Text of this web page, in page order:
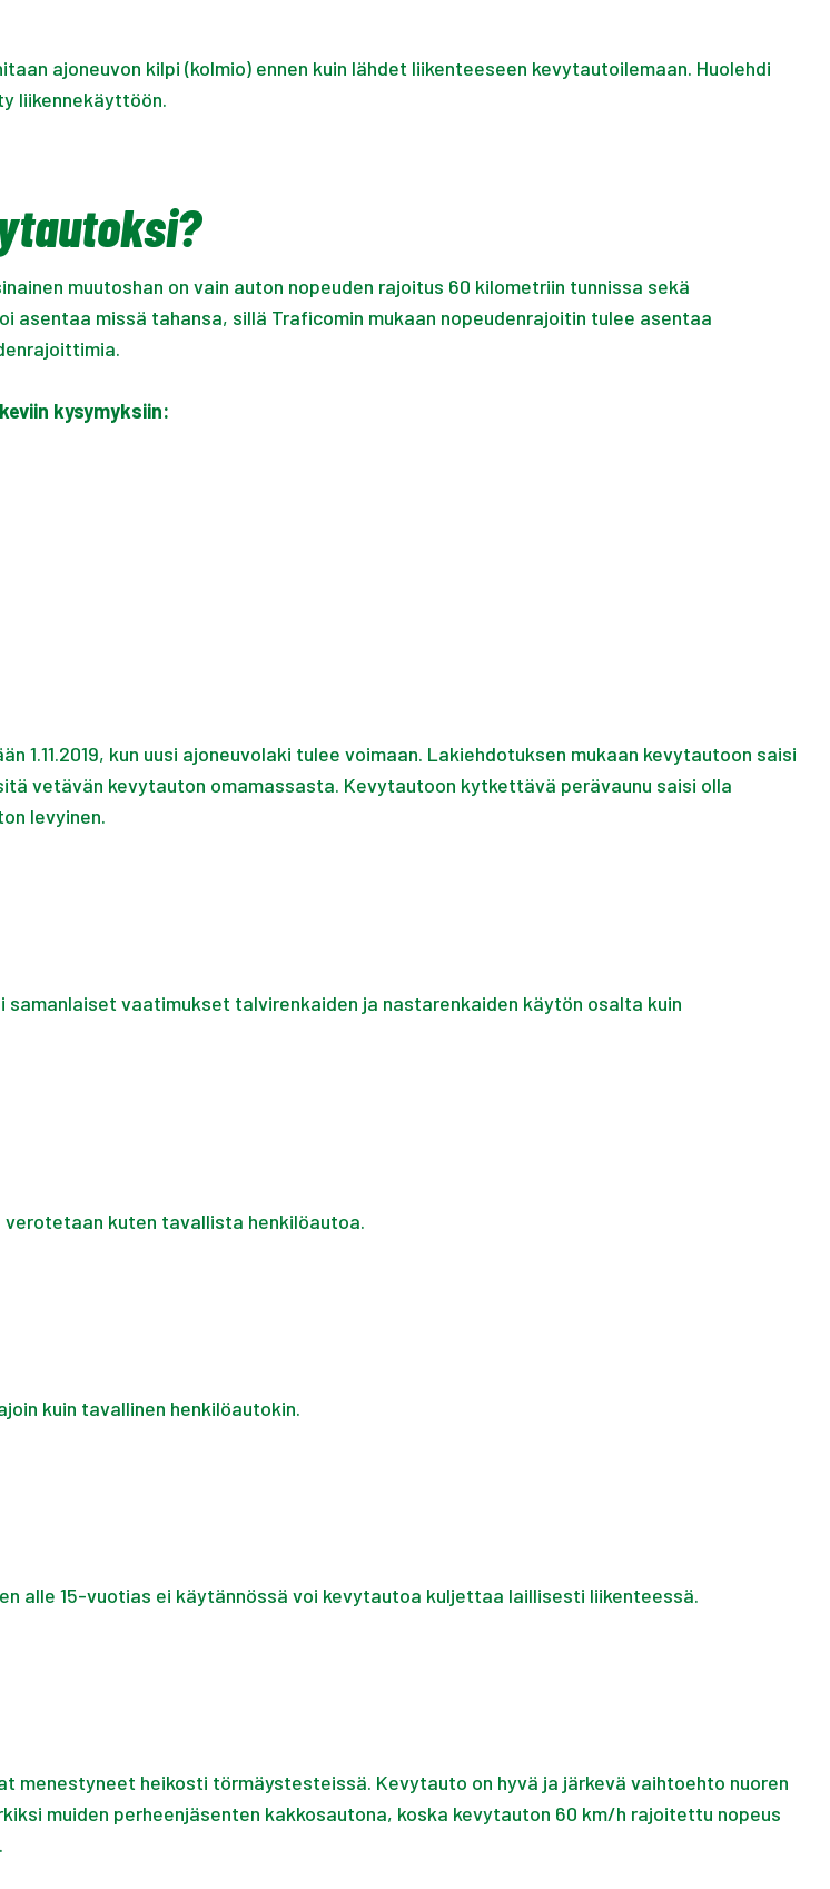
ajoneuvon kilpi (kolmio) ennen kuin lähdet liikenteeseen kevytautoilemaan. Huolehdi
liikennekäyttöön.
muutoshan on vain auton nopeuden rajoitus 60 kilometriin tunnissa sekä
missä tahansa, sillä Traficomin mukaan nopeudenrajoitin tulee asentaa
kysymyksiin:
kun uusi ajoneuvolaki tulee voimaan. Lakiehdotuksen mukaan kevytautoon saisi
vetävän kevytauton omamassasta. Kevytautoon kytkettävä perävaunu saisi olla
levyinen.
vaatimukset talvirenkaiden ja nastarenkaiden käytön osalta kuin
kuten tavallista henkilöautoa.
kuin tavallinen henkilöautokin.
alle 15-vuotias ei käytännössä voi kevytautoa kuljettaa laillisesti liikenteessä.
heikosti törmäystesteissä. Kevytauto on hyvä ja järkevä vaihtoehto nuoren
muiden perheenjäsenten kakkosautona, koska kevytauton 60 km/h rajoitettu nopeus